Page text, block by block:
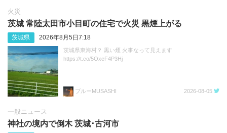
火災
茨城 常陸太田市小目町の住宅で火災 黒煙上がる
茨城県 2026年8月5日7:18
茨城県東海村？ 黒い煙 火事なって見えます
https://t.co/5OxeF4P3Hj
ブルーMUSASHI 2026-08-05
一般ニュース
神社の境内で倒木 茨城･古河市